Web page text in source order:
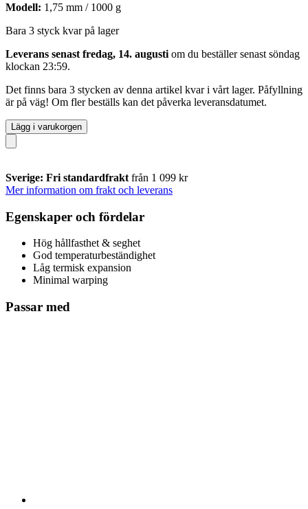
Modell: 1,75 mm / 1000 g
Bara 3 styck kvar på lager
Leverans senast fredag, 14. augusti om du beställer senast söndag
klockan 23:59.
Det finns bara 3 stycken av denna artikel kvar i vårt lager. Påfyllning
är på väg! Om fler beställs kan det påverka leveransdatumet.
Lägg i varukorgen
Sverige: Fri standardfrakt från 1 099 kr
Mer information om frakt och leverans
Egenskaper och fördelar
Hög hållfasthet & seghet
God temperaturbeständighet
Låg termisk expansion
Minimal warping
Passar med